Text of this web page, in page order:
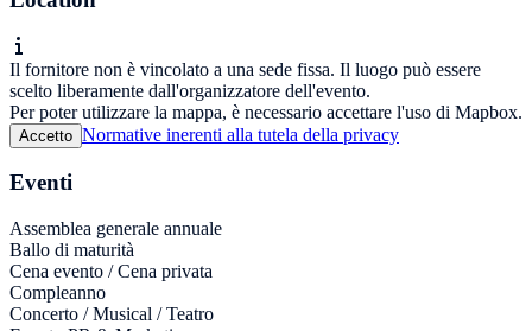
Il fornitore non è vincolato a una sede fissa. Il luogo può essere
scelto liberamente dall'organizzatore dell'evento.
Per poter utilizzare la mappa, è necessario accettare l'uso di Mapbox.
Accetto Normative inerenti alla tutela della privacy
Eventi
Assemblea generale annuale
Ballo di maturità
Cena evento / Cena privata
Compleanno
Concerto / Musical / Teatro